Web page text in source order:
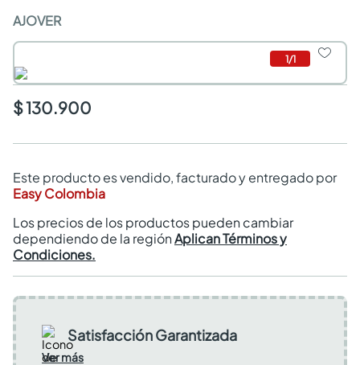
AJOVER
1/1
$ 130.900
Este producto es vendido, facturado y entregado por
Easy Colombia
Los precios de los productos pueden cambiar
dependiendo de la regiónAplican Términos y
Condiciones.
Satisfacción Garantizada
Ver más
comedores
armarios closet